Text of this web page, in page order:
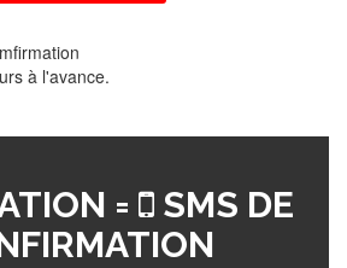
à l'avance.
=
SMS DE